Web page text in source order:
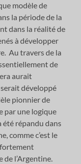
modèle de
la période de la
dans la réalité de
à développer
Au travers de la
de
aurait
développé
pionnier de
par une logique
été répandu dans
comme c’est le
fortement
l’Argentine.